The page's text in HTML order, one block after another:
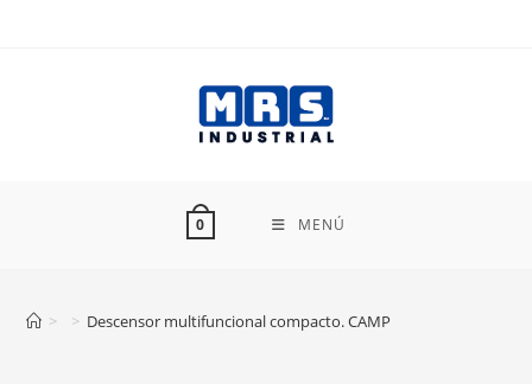
0 MENÚ
> > Descensor multifuncional compacto. CAMP